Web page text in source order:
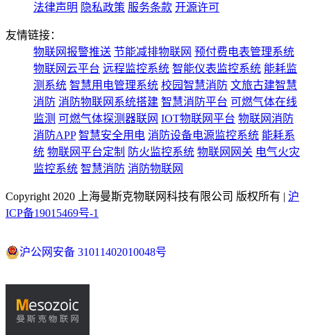
法律声明 隐私政策 服务条款 开源许可
友情链接：
物联网报警推送 节能减排物联网 预付费电表管理系统
物联网云平台 远程监控系统 智能仪表监控系统 能耗监
测系统 智慧用电管理系统 校园智慧消防 文旅古建智慧
消防 消防物联网系统搭建 智慧消防平台 可燃气体在线
监测 可燃气体探测器联网 IOT物联网平台 物联网消防
消防APP 智慧安全用电 消防设备电源监控系统 能耗系
统 物联网平台定制 防火监控系统 物联网网关 电气火灾
监控系统 智慧消防 消防物联网
Copyright 2020 上海曼斯克物联网科技有限公司 版权所有 | 沪
ICP备19015469号-1
沪公网安备 31011402010048号